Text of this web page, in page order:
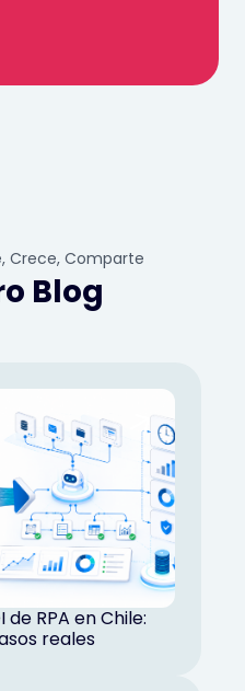
Crece, Comparte
Blog
RPA en Chile:
reales